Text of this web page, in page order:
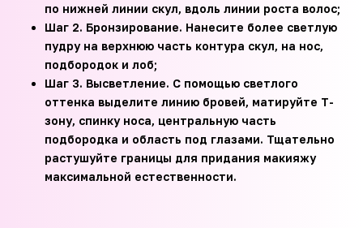
по нижней линии скул, вдоль линии роста волос;
Шаг 2. Бронзирование. Нанесите более светлую
пудру на верхнюю часть контура скул, на нос,
подбородок и лоб;
Шаг 3. Высветление. С помощью светлого
оттенка выделите линию бровей, матируйте Т-
зону, спинку носа, центральную часть
подбородка и область под глазами. Тщательно
растушуйте границы для придания макияжу
максимальной естественности.